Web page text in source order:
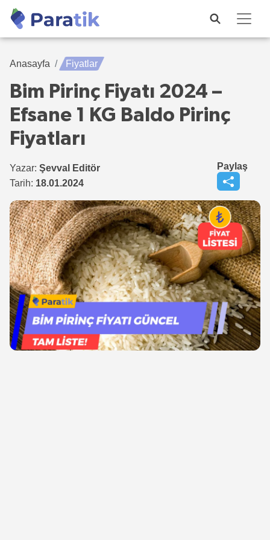
Anasayfa Fiyatlar
Bim Pirinç Fiyatı 2024 –
Efsane 1 KG Baldo Pirinç
Fiyatları
Yazar: Şevval Editör
Tarih: 18.01.2024
Paylaş